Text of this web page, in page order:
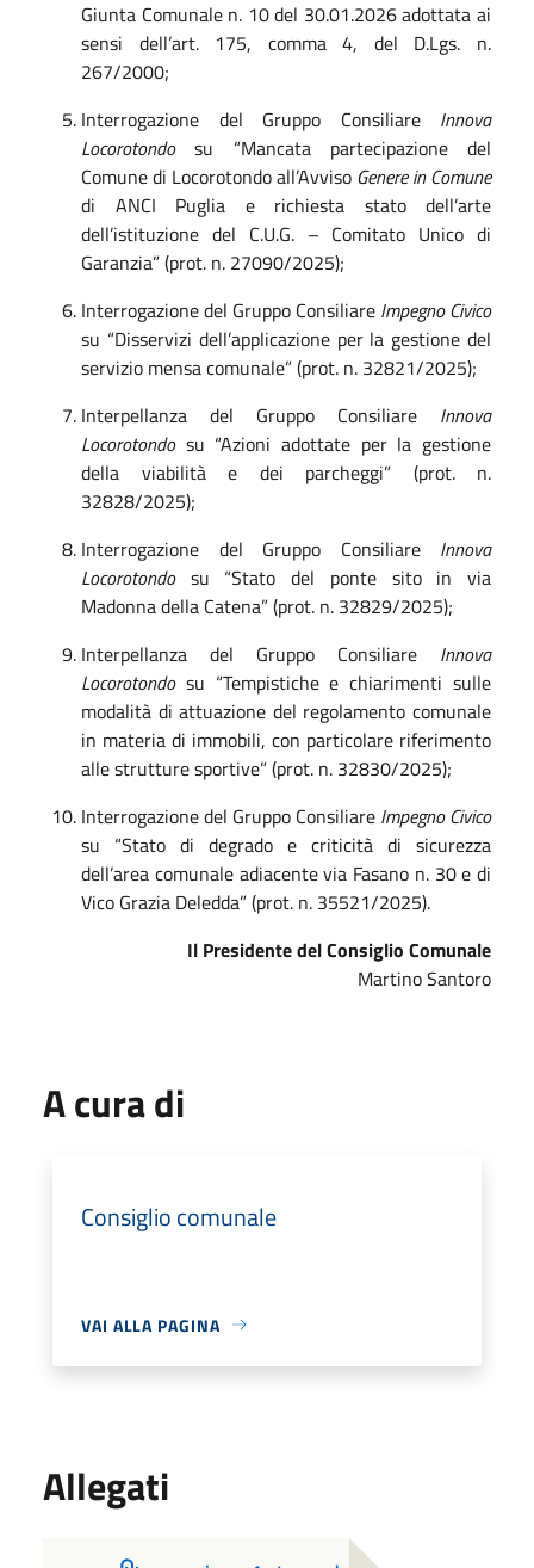
Giunta Comunale n. 10 del 30.01.2026 adottata ai
sensi dell’art. 175, comma 4, del D.Lgs. n.
267/2000;
Interrogazione del Gruppo Consiliare Innova
Locorotondosu “Mancata partecipazione del
Comune di Locorotondo all’Avviso Genere in Comune
di ANCI Puglia e richiesta stato dell’arte
dell’istituzione del C.U.G. – Comitato Unico di
Garanzia” (prot. n. 27090/2025);
Interrogazione del Gruppo Consiliare Impegno Civico
su “Disservizi dell’applicazione per la gestione del
servizio mensa comunale” (prot. n. 32821/2025);
Interpellanza del Gruppo Consiliare Innova
Locorotondosu “Azioni adottate per la gestione
della viabilità e dei parcheggi” (prot. n.
32828/2025);
Interrogazione del Gruppo Consiliare Innova
Locorotondosu “Stato del ponte sito in via
Madonna della Catena” (prot. n. 32829/2025);
Interpellanza del Gruppo Consiliare Innova
Locorotondosu “Tempistiche e chiarimenti sulle
modalità di attuazione del regolamento comunale
in materia di immobili, con particolare riferimento
alle strutture sportive” (prot. n. 32830/2025);
Interrogazione del Gruppo Consiliare Impegno Civico
su “Stato di degrado e criticità di sicurezza
dell’area comunale adiacente via Fasano n. 30 e di
Vico Grazia Deledda” (prot. n. 35521/2025).
Il Presidente del Consiglio Comunale
Martino Santoro
A cura di
Consiglio comunale
VAI ALLA PAGINA
Allegati